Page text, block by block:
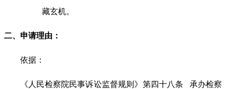
藏玄机。
二、申请理由：
依据：
《人民检察院民事诉讼监督规则》第四十八条
承办检察